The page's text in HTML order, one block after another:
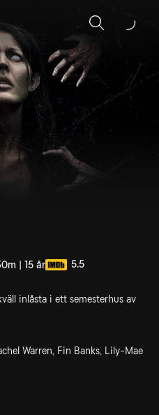
Sök
| 15 år 5.5
inlåsta i ett semesterhus av
Warren, Fin Banks, Lily-Mae